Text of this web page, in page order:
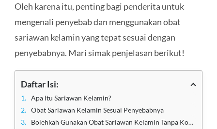
Oleh karena itu, penting bagi penderita untuk
mengenali penyebab dan menggunakan obat
sariawan kelamin yang tepat sesuai dengan
penyebabnya. Mari simak penjelasan berikut!
Daftar Isi:
Apa Itu Sariawan Kelamin?
Obat Sariawan Kelamin Sesuai Penyebabnya
Bolehkah Gunakan Obat Sariawan Kelamin Tanpa Konsultasi Dokter?